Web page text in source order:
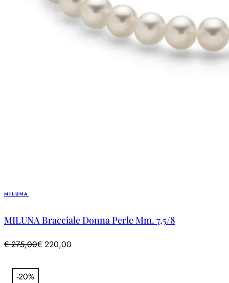
MILUNA
MILUNA Bracciale Donna Perle Mm. 7,5/8
€275,00€ 220,00
-20%